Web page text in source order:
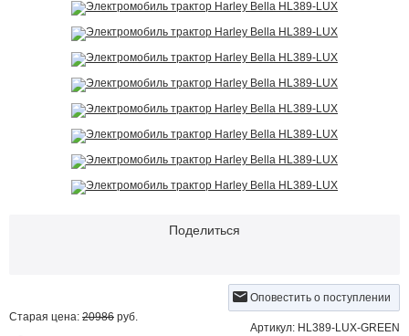
Поделиться
Оповестить о поступлении
Старая цена: 20986 руб.
Артикул: HL389-LUX-GREEN